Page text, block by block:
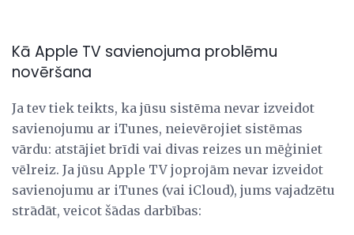
Kā Apple TV savienojuma problēmu
novēršana
Ja tev tiek teikts, ka jūsu sistēma nevar izveidot
savienojumu ar iTunes, neievērojiet sistēmas
vārdu: atstājiet brīdi vai divas reizes un mēģiniet
vēlreiz. Ja jūsu Apple TV joprojām nevar izveidot
savienojumu ar iTunes (vai iCloud), jums vajadzētu
strādāt, veicot šādas darbības: